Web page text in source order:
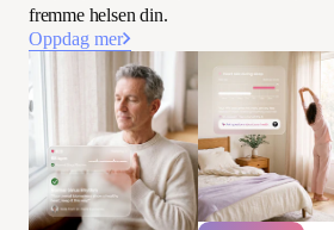
fremme helsen din.
Oppdag mer